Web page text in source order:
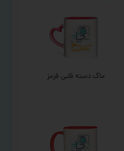
ماگ دسته قلبی قرمز